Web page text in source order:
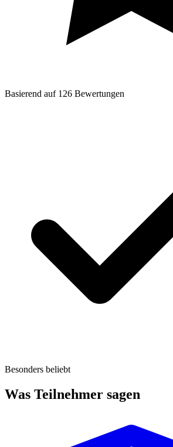
Basierend auf 126 Bewertungen
Besonders beliebt
Was Teilnehmer sagen